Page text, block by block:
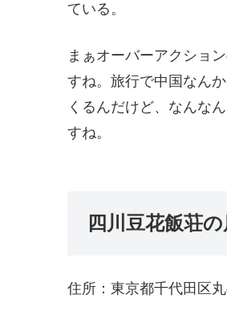
ている。
まぁオーバーアクショ
すね。旅行で中国なん
くるんだけど、なんな
すね。
四川豆花飯荘
住所：東京都千代田区